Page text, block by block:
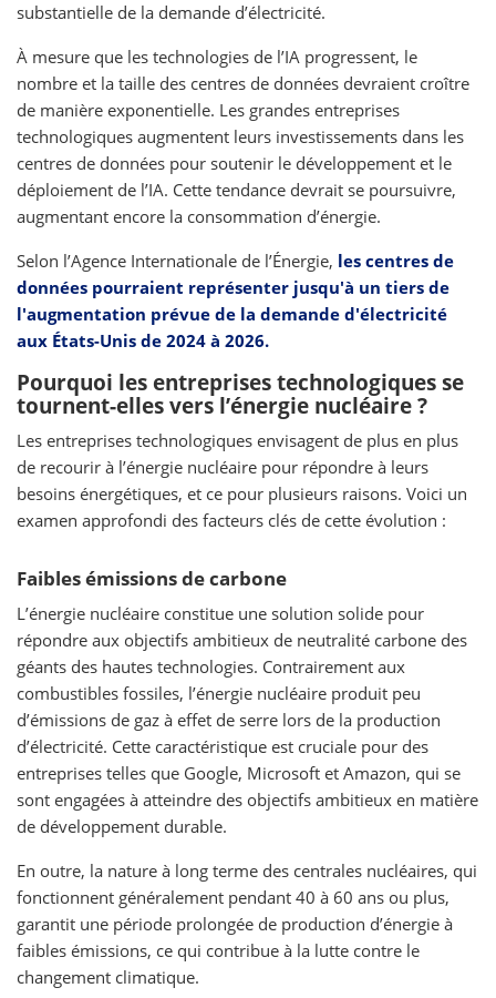
substantielle de la demande d’électricité.
À mesure que les technologies de l’IA progressent, le
nombre et la taille des centres de données devraient croître
de manière exponentielle. Les grandes entreprises
technologiques augmentent leurs investissements dans les
centres de données pour soutenir le développement et le
déploiement de l’IA. Cette tendance devrait se poursuivre,
augmentant encore la consommation d’énergie.
Selon l’Agence Internationale de l’Énergie, les centres de
données pourraient représenter jusqu'à un tiers de
l'augmentation prévue de la demande d'électricité
aux États-Unis de 2024 à 2026.
Pourquoi les entreprises technologiques se
tournent-elles vers l’énergie nucléaire ?
Les entreprises technologiques envisagent de plus en plus
de recourir à l’énergie nucléaire pour répondre à leurs
besoins énergétiques, et ce pour plusieurs raisons. Voici un
examen approfondi des facteurs clés de cette évolution :
Faibles émissions de carbone
L’énergie nucléaire constitue une solution solide pour
répondre aux objectifs ambitieux de neutralité carbone des
géants des hautes technologies. Contrairement aux
combustibles fossiles, l’énergie nucléaire produit peu
d’émissions de gaz à effet de serre lors de la production
d’électricité. Cette caractéristique est cruciale pour des
entreprises telles que Google, Microsoft et Amazon, qui se
sont engagées à atteindre des objectifs ambitieux en matière
de développement durable.
En outre, la nature à long terme des centrales nucléaires, qui
fonctionnent généralement pendant 40 à 60 ans ou plus,
garantit une période prolongée de production d’énergie à
faibles émissions, ce qui contribue à la lutte contre le
changement climatique.